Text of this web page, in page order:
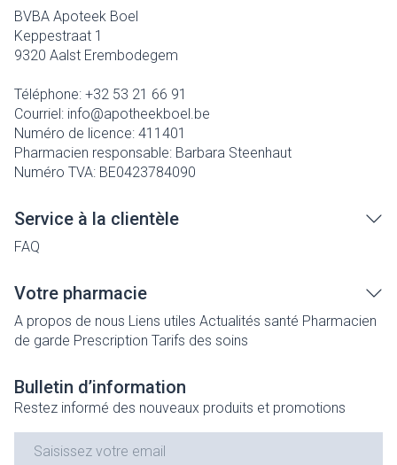
BVBA Apoteek Boel
Keppestraat 1
9320 Aalst Erembodegem
Téléphone: +32 53 21 66 91
Courriel: info@apotheekboel.be
Numéro de licence: 411401
Pharmacien responsable: Barbara Steenhaut
Numéro TVA: BE0423784090
Service à la clientèle
FAQ
Votre pharmacie
A propos de nous Liens utiles Actualités santé Pharmacien
de garde Prescription Tarifs des soins
Bulletin d’information
Restez informé des nouveaux produits et promotions